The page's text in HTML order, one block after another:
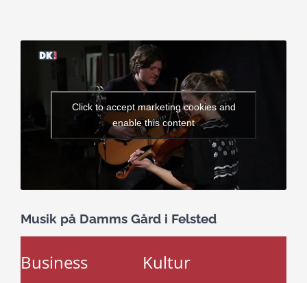
View
Click to accept marketing cookies and
enable this content
Musik på Damms Gård i Felsted
Business
Kultur